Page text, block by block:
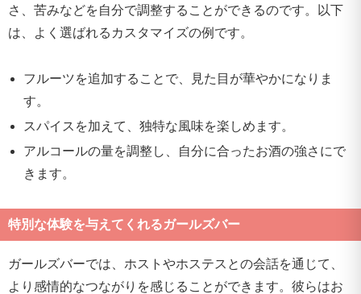
さ、苦みなどを自分で調整することができるのです。以下
は、よく選ばれるカスタマイズの例です。
フルーツを追加することで、見た目が華やかになりま
す。
スパイスを加えて、独特な風味を楽しめます。
アルコールの量を調整し、自分に合ったお酒の強さにで
きます。
特別な体験を与えてくれるガールズバー
ガールズバーでは、ホストやホステスとの会話を通じて、
より感情的なつながりを感じることができます。彼らはお